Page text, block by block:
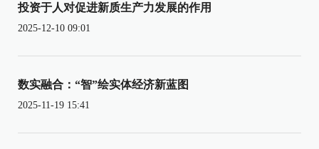
投资于人对促进新质生产力发展的作用
2025-12-10 09:01
数实融合：“智”绘实体经济新蓝图
2025-11-19 15:41